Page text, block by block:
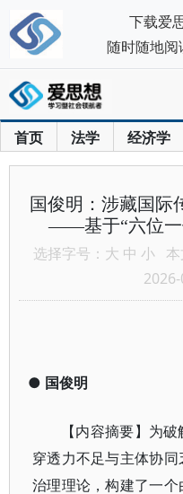
首页 法学 经济学
国俊明：涉藏国际
——基于“六位一
选择字号： 大 中 小 本
● 国俊明
【内容摘要】 为破
穿透力不足与主体协
治理理论，构建了一
下载爱
随时随地